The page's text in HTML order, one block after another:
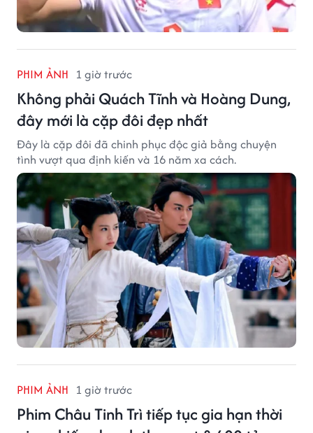
PHIM ẢNH 1 giờ trước
Không phải Quách Tĩnh và Hoàng Dung,
đây mới là cặp đôi đẹp nhất
Đây là cặp đôi đã chinh phục độc giả bằng chuyện
tình vượt qua định kiến và 16 năm xa cách.
PHIM ẢNH 1 giờ trước
Phim Châu Tinh Trì tiếp tục gia hạn thời